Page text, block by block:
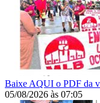
Baixe AQUI o PDF da
05/08/2026 às 07:05